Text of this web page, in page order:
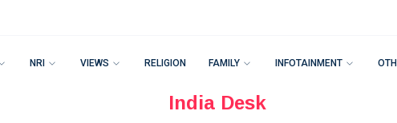
NRI VIEWS RELIGION FAMILY INFOTAINMENT
India Desk